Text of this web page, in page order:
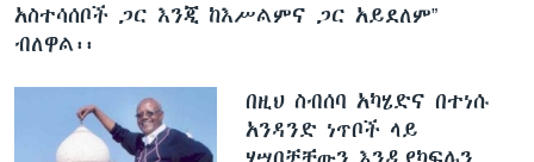
አስተሳሰቦች ጋር እንጂ ከእሥልምና ጋር አይደለም”
ብለዋል፡፡
በዚህ ስብሰባ አካሄድና በተነሱ
አንዳንድ ነጥቦች ላይ